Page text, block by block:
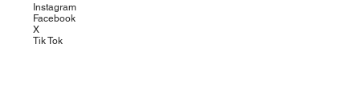
Instagram
Facebook
X
Tik Tok